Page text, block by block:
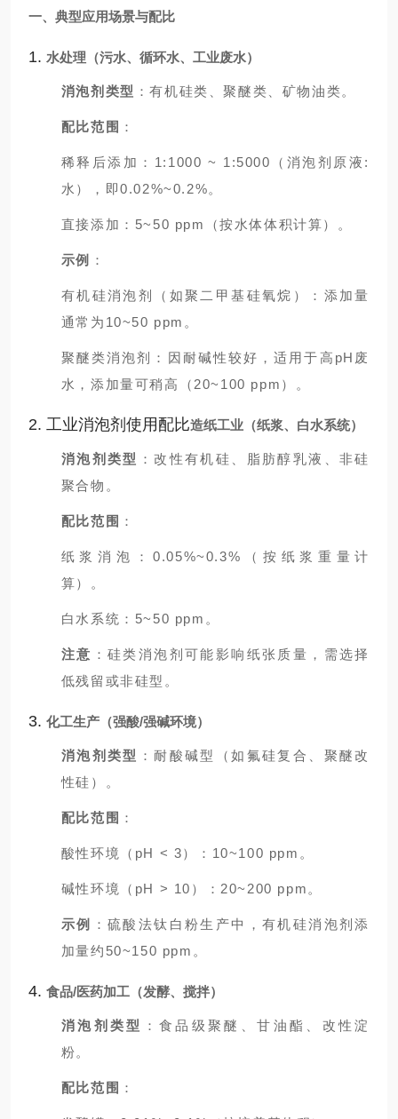
一、典型应用场景与配比
1. 水处理（污水、循环水、工业废水）
消泡剂类型 ：有机硅类、聚醚类、矿物油类。
配比范围 ：
稀释后添加：1:1000 ~ 1:5000（消泡剂原液:
水），即0.02%~0.2%。
直接添加：5~50 ppm（按水体体积计算）。
示例 ：
有机硅消泡剂（如聚二甲基硅氧烷）：添加量
通常为10~50 ppm。
聚醚类消泡剂：因耐碱性较好，适用于高pH废
水，添加量可稍高（20~100 ppm）。
2. 工业消泡剂使用配比造纸工业（纸浆、白水系统）
消泡剂类型 ：改性有机硅、脂肪醇乳液、非硅
聚合物。
配比范围 ：
纸浆消泡：0.05%~0.3%（按纸浆重量计
算）。
白水系统：5~50 ppm。
注意 ：硅类消泡剂可能影响纸张质量，需选择
低残留或非硅型。
3. 化工生产（强酸/强碱环境）
消泡剂类型 ：耐酸碱型（如氟硅复合、聚醚改
性硅）。
配比范围 ：
酸性环境（pH < 3）：10~100 ppm。
碱性环境（pH > 10）：20~200 ppm。
示例
：硫酸法钛白粉生产中，有机硅消泡剂添
加量约50~150 ppm。
4. 食品/医药加工（发酵、搅拌）
消泡剂类型
：食品级聚醚、甘油酯、改性淀
粉。
配比范围 ：